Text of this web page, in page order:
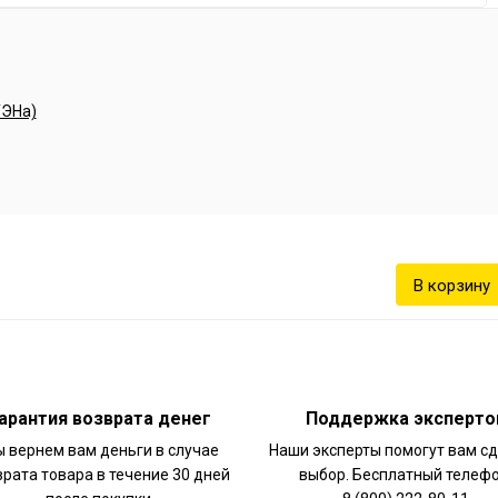
Повышенная
оборудование
возврата денег
вернем вам деньги в случае
товара в течение 30 дней
Поддержка
Наши эксперты помогут вам
выбор. Бесплатный